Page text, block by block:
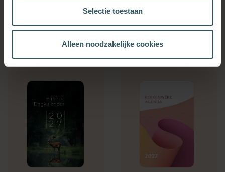
Selectie toestaan
Alleen noodzakelijke cookies
OOK INTERESSANT